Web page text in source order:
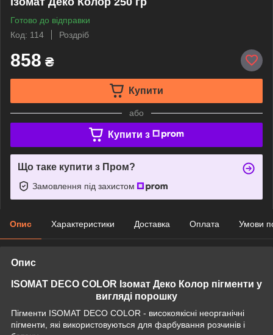
Готово до відправки
Код: 114
Роздріб
858 ₴
Купити
або
Купити з
Що таке купити з Пром?
Замовлення під захистом
Опис Характеристики Доставка Оплата Умови
Опис
ISOMAT DECO COLOR Ізомат Деко Колор пігменти у
вигляді порошку
Пігменти ISOMAT DECO COLOR - високоякісні неорганічні
пігменти, які використовуються для фарбування розчинів і